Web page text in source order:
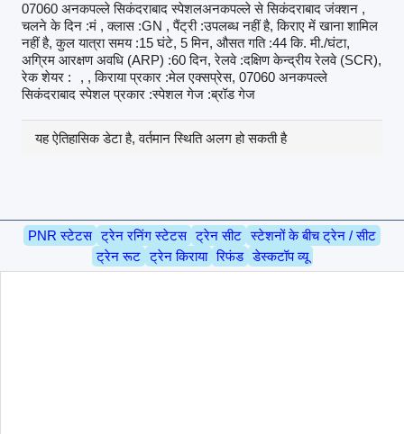
07060 अनकपल्ले सिकंदराबाद स्पेशलअनकपल्ले से सिकंदराबाद जंक्शन ,
चलने के दिन :मं , क्लास :GN , पैंट्री :उपलब्ध नहीं है, किराए में खाना शामिल
नहीं है, कुल यात्रा समय :15 घंटे, 5 मिन, औसत गति :44 कि. मी./घंटा,
अग्रिम आरक्षण अवधि (ARP) :60 दिन, रेलवे :दक्षिण केन्द्रीय रेलवे (SCR),
रेक शेयर :
, , किराया प्रकार :मेल एक्सप्रेस, 07060 अनकपल्ले
सिकंदराबाद स्पेशल प्रकार :स्पेशल गेज :ब्रॉड गेज
यह ऐतिहासिक डेटा है, वर्तमान स्थिति अलग हो सकती है
PNR स्टेटस ट्रेन रनिंग स्टेटस ट्रेन सीट स्टेशनों के बीच ट्रेन / सीट
ट्रेन रूट ट्रेन किराया रिफंड डेस्कटॉप व्यू